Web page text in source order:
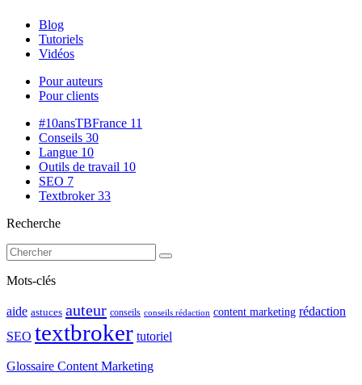
Blog
Tutoriels
Vidéos
Pour auteurs
Pour clients
#10ansTBFrance 11
Conseils 30
Langue 10
Outils de travail 10
SEO 7
Textbroker33
Recherche
Mots-clés
aide astuces auteur conseils conseils rédaction content marketing rédaction
SEO textbroker tutoriel
Glossaire Content Marketing